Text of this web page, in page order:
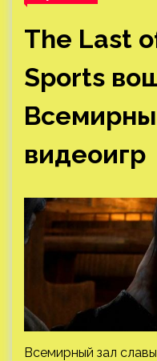
The Last
Sports
видеоигр
Всемирный зал